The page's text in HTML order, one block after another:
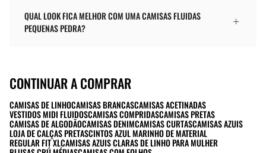
QUAL LOOK FICA MELHOR COM UMA CAMISAS FLUIDAS
PEQUENAS PEDRA?
CONTINUAR A COMPRAR
CAMISAS DE LINHOCAMISAS BRANCASCAMISAS ACETINADAS
VESTIDOS MIDI FLUIDOSCAMISAS COMPRIDASCAMISAS PRETAS
CAMISAS DE ALGODÃOCAMISAS DENIMCAMISAS CURTASCAMISAS AZUIS
LOJA DE CALÇAS PRETASCINTOS AZUL MARINHO DE MATERIAL
REGULAR FIT XLCAMISAS AZUIS CLARAS DE LINHO PARA MULHER